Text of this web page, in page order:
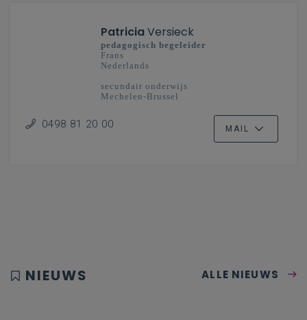
PatriciaVersieck
pedagogisch begeleider
Frans
Nederlands
secundair onderwijs
Mechelen-Brussel
0498 81 20 00 MAIL
NIEUWS ALLE NIEUWS